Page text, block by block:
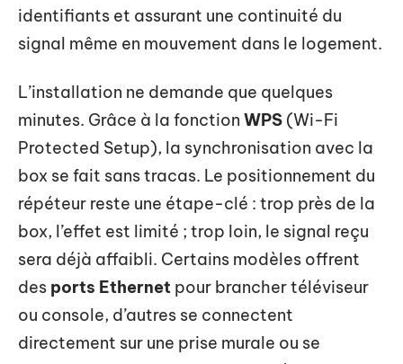
identifiants et assurant une continuité du
signal même en mouvement dans le logement.
L’installation ne demande que quelques
minutes. Grâce à la fonction WPS (Wi-Fi
Protected Setup), la synchronisation avec la
box se fait sans tracas. Le positionnement du
répéteur reste une étape-clé : trop près de la
box, l’effet est limité ; trop loin, le signal reçu
sera déjà affaibli. Certains modèles offrent
des ports Ethernet pour brancher téléviseur
ou console, d’autres se connectent
directement sur une prise murale ou se